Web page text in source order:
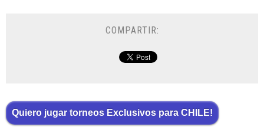
COMPARTIR:
Quiero jugar torneos Exclusivos para CHILE!